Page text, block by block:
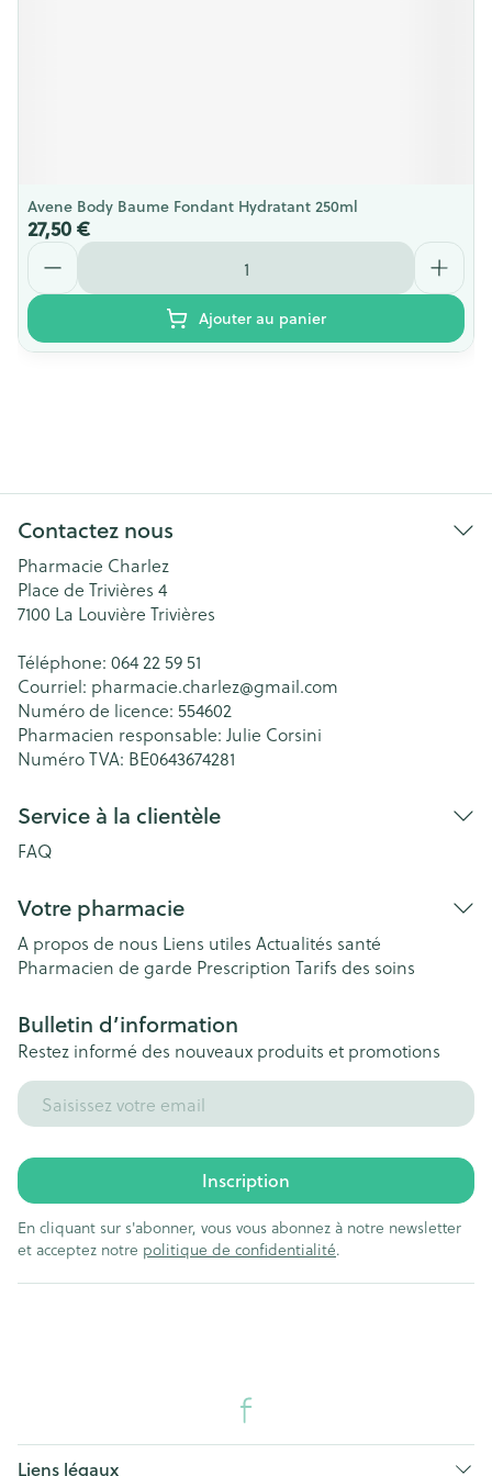
Avene Body Baume Fondant Hydratant 250ml
27,50 €
Quantité
Ajouter au panier
Contactez nous
Pharmacie Charlez
Place de Trivières 4
7100 La Louvière Trivières
Téléphone: 064 22 59 51
Courriel: pharmacie.charlez@gmail.com
Numéro de licence: 554602
Pharmacien responsable: Julie Corsini
Numéro TVA: BE0643674281
Service à la clientèle
FAQ
Votre pharmacie
A propos de nous Liens utiles Actualités santé
Pharmacien de garde Prescription Tarifs des soins
Bulletin d’information
Restez informé des nouveaux produits et promotions
Adresse mail
Inscription
En cliquant sur s'abonner, vous vous abonnez à notre newsletter
et acceptez notre politique de confidentialité.
Liens légaux